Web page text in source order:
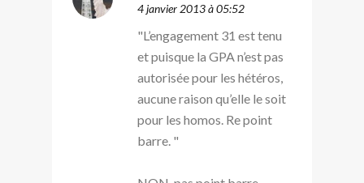
4 janvier 2013 à 05:52
"L’engagement 31 est tenu
et puisque la GPA n’est pas
autorisée pour les hétéros,
aucune raison qu’elle le soit
pour les homos. Re point
barre. "